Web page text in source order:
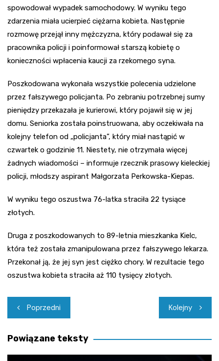
spowodował wypadek samochodowy. W wyniku tego
zdarzenia miała ucierpieć ciężarna kobieta. Następnie
rozmowę przejął inny mężczyzna, który podawał się za
pracownika policji i poinformował starszą kobietę o
konieczności wpłacenia kaucji za rzekomego syna.
Poszkodowana wykonała wszystkie polecenia udzielone
przez fałszywego policjanta. Po zebraniu potrzebnej sumy
pieniędzy przekazała je kurierowi, który pojawił się w jej
domu. Seniorka została poinstruowana, aby oczekiwała na
kolejny telefon od „policjanta”, który miał nastąpić w
czwartek o godzinie 11. Niestety, nie otrzymała więcej
żadnych wiadomości – informuje rzecznik prasowy kieleckiej
policji, młodszy aspirant Małgorzata Perkowska-Kiepas.
W wyniku tego oszustwa 76-latka straciła 22 tysiące
złotych.
Druga z poszkodowanych to 89-letnia mieszkanka Kielc,
która też została zmanipulowana przez fałszywego lekarza.
Przekonał ją, że jej syn jest ciężko chory. W rezultacie tego
oszustwa kobieta straciła aż 110 tysięcy złotych.
Nawigacja
wpisu
Poprzedni Kolejny
Powiązane teksty